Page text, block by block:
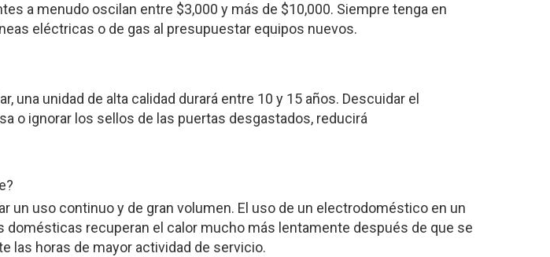
a menudo oscilan entre $3,000 y más de $10,000. Siempre tenga en
eléctricas o de gas al presupuestar equipos nuevos.
unidad de alta calidad durará entre 10 y 15 años. Descuidar el
o ignorar los sellos de las puertas desgastados, reducirá
uso continuo y de gran volumen. El uso de un electrodoméstico en un
recuperan el calor mucho más lentamente después de que se
las horas de mayor actividad de servicio.